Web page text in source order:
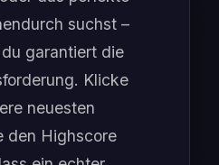
suchst –
garantiert die
Klicke
neuesten
den Highscore